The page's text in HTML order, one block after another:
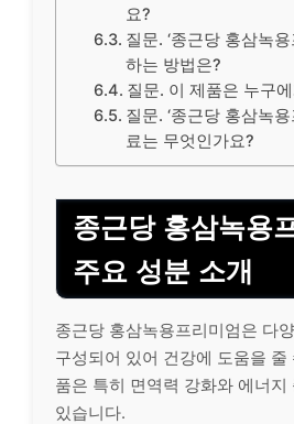
요?
질문. ‘종근당 홍삼녹
하는 방법은?
질문. 이 제품은 누구
질문. ‘종근당 홍삼녹
료는 무엇인가요?
종근당 홍삼녹용
주요 성분 소개
종근당 홍삼녹용프리미엄은 다
구성되어 있어 건강에 도움을 줄
품은 특히 면역력 강화와 에너지
있습니다.